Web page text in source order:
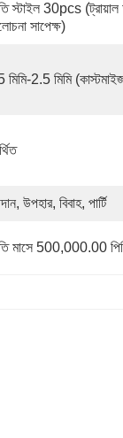
স্টাইল 30pcs (ট্রায়াল
সাপেক্ষ)
মিমি-2.5 মিমি
উপহার, বিবাহ, পার্টি
মাসে 500,000.00